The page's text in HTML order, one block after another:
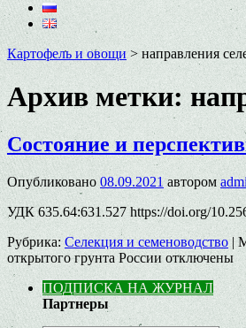
Картофель и овощи > направления
Архив метки:
Состояние и
Опубликовано 08.09.2021 автором
УДК 635.64:631.527 https://doi.org/
Рубрика: Селекция и семеноводство |
открытого грунта России отключены
ПОДПИСКА НА ЖУРНАЛ
Партнеры